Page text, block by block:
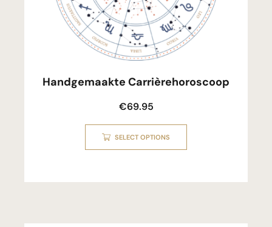
Handgemaakte Carrièrehoroscoop
€69.95
SELECT OPTIONS